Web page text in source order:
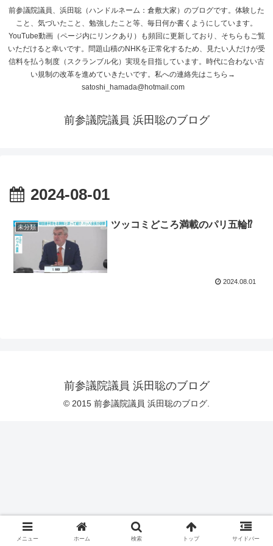
前参議院議員、浜田聡（ハンドルネーム：倉敷大家）のブログです。体験した
こと、気づいたこと、勉強したこと等、毎日何か書くようにしています。
YouTube動画（ページ内にリンクあり）も頻回に更新しており、そちらもご覧
いただけると幸いです。問題山積のNHKを正常化するため、見たい人だけが受
信料を払う制度（スクランブル化）実現を目指しています。時代に合わない古
い規制の改革を進めていきたいです。私への連絡先はこちら→
satoshi_hamada@hotmail.com
前参議院議員 浜田聡のブログ
2024-08-01
未分類 ツッコミどころ満載のパリ五輪⁉
2024.08.01
前参議院議員 浜田聡のブログ
© 2015 前参議院議員 浜田聡のブログ.
メニュー ホーム 検索 トップ サイドバー